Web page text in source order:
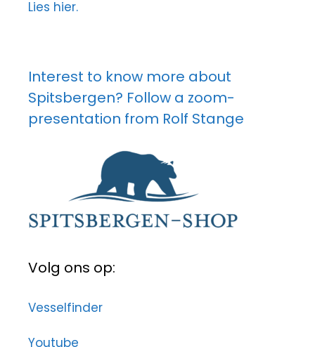
Lies hier.
Interest to know more about
Spitsbergen? Follow a zoom-
presentation from Rolf Stange
Volg ons op:
Vesselfinder
Youtube